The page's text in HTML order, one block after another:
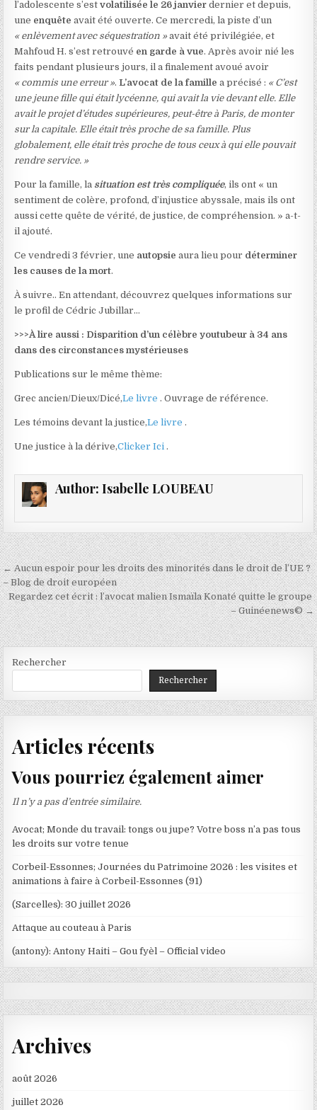
l’adolescente s’estvolatilisée le 26 janvier dernier et depuis,
une enquête avait été ouverte. Ce mercredi, la piste d’un
« enlèvement avec séquestration »avait été privilégiée, et
Mahfoud H. s’est retrouvé en garde à vue. Après avoir nié les
faits pendant plusieurs jours, il a finalement avoué avoir
« commis une erreur ».L’avocat de la famille a précisé : « C’est
une jeune fille qui était lycéenne, qui avait la vie devant elle. Elle
avait le projet d’études supérieures, peut-être à Paris, de monter
sur la capitale. Elle était très proche de sa famille. Plus
globalement, elle était très proche de tous ceux à qui elle pouvait
rendre service. »
Pour la famille, la situation est très compliquée, ils ont « un
sentiment de colère, profond, d’injustice abyssale, mais ils ont
aussi cette quête de vérité, de justice, de compréhension. » a-t-
il ajouté.
Ce vendredi 3 février, une autopsie aura lieu pour déterminer
les causes de la mort.
À suivre.. En attendant, découvrez quelques informations sur
le profil de Cédric Jubillar…
>>>À lire aussi : Disparition d’un célèbre youtubeur à 34 ans
dans des circonstances mystérieuses
Publications sur le même thème:
Grec ancien/Dieux/Dicé,Le livre. Ouvrage de référence.
Les témoins devant la justice,Le livre.
Une justice à la dérive,Clicker Ici.
Author: Isabelle LOUBEAU
Navigation
de
l’article
← Aucun espoir pour les droits des minorités dans le droit de l’UE ?
– Blog de droit européen
Regardez cet écrit : l’avocat malien Ismaïla Konaté quitte le groupe
– Guinéenews© →
Rechercher
Rechercher
Articles récents
Vous pourriez également aimer
Il n’y a pas d’entrée similaire.
Avocat; Monde du travail: tongs ou jupe? Votre boss n’a pas tous
les droits sur votre tenue
Corbeil-Essonnes; Journées du Patrimoine 2026 : les visites et
animations à faire à Corbeil-Essonnes (91)
(Sarcelles): 30 juillet 2026
Attaque au couteau à Paris
(antony): Antony Haiti – Gou fyèl – Official video
Archives
août 2026
juillet 2026